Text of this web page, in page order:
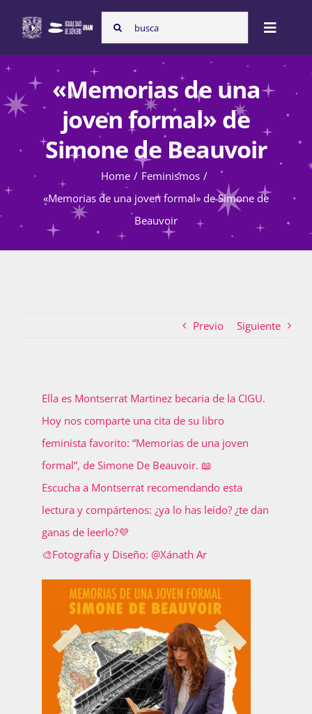
content
Search
for:
Toggle
Inicio
Nosotras
Programas
Atención de la violencia de género
La Boletina
Recursos
Súmate
Publicaciones
Bienvenida generación 2027-1
«Memorias de una
joven formal» de
Simone de Beauvoir
Home
Feminismos
«Memorias de una joven formal» de Simone de
Beauvoir
Previo Siguiente
Ella es Montserrat Martinez becaria de la CIGU.
Hoy nos comparte una cita de su libro
feminista favorito: “Memorias de una joven
formal”, de Simone De Beauvoir. 📖
Escucha a Montserrat recomendando esta
lectura y compártenos: ¿ya lo has leído? ¿te dan
ganas de leerlo?💜
🎨Fotografía y Diseño: @Xánath Ar